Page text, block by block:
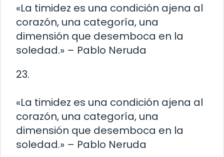
«La timidez es una condición ajena al
corazón, una categoría, una
dimensión que desemboca en la
soledad.» – Pablo Neruda
23.
«La timidez es una condición ajena al
corazón, una categoría, una
dimensión que desemboca en la
soledad.» – Pablo Neruda